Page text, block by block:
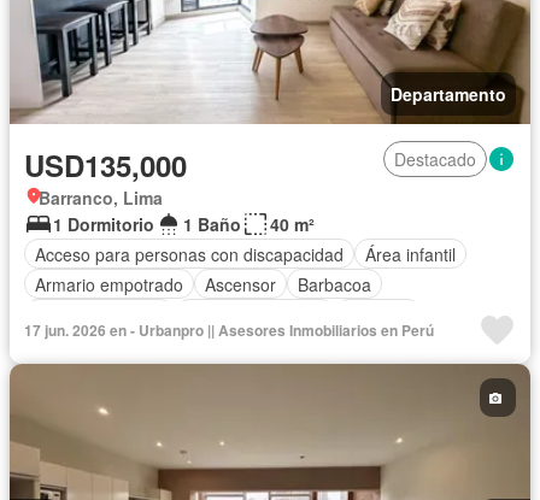
Departamento
USD135,000
Destacado
Barranco, Lima
1 Dormitorio
1 Baño
40 m²
Acceso para personas con discapacidad
Área infantil
Armario empotrado
Ascensor
Barbacoa
Gas natural
Gimnasio Piscina Seguridad
Terraza
17 jun. 2026 en - Urbanpro || Asesores Inmobiliarios en Perú